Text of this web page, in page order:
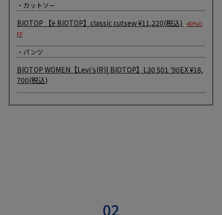
・カットソー
BIOTOP 【ё BIOTOP】classic cutsew¥11,220(税込)
40%O
FF
・パンツ
BIOTOP WOMEN【Levi's(R)| BIOTOP】L30 501 '90EX¥18,
700(税込)